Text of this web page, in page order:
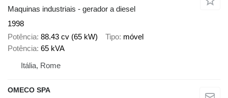
Maquinas industriais - gerador a diesel
1998
Potência 88.43 cv (65 kW) Tipo móvel
Potência 65 kVA
Itália, Rome
OMECO SPA